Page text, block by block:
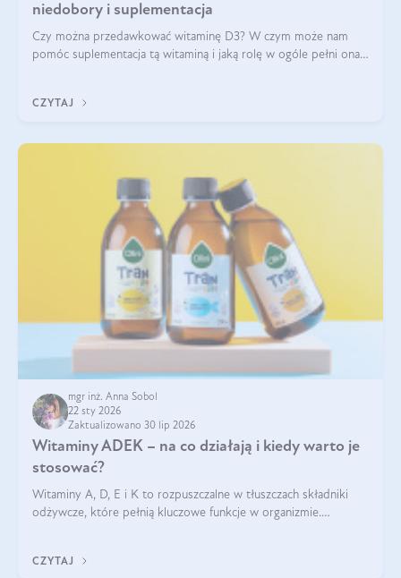
niedobory i suplementacja
Czy można przedawkować witaminę D3? W czym może nam
pomóc suplementacja tą witaminą i jaką rolę w ogóle pełni ona
robić?
CZYTAJ
mgr inż. Anna Sobol
22 sty 2026
Zaktualizowano 30 lip 2026
Witaminy ADEK – na co działają i kiedy warto je
stosować?
Witaminy A, D, E i K to rozpuszczalne w tłuszczach składniki
odżywcze, które pełnią kluczowe funkcje w organizmie.
CZYTAJ